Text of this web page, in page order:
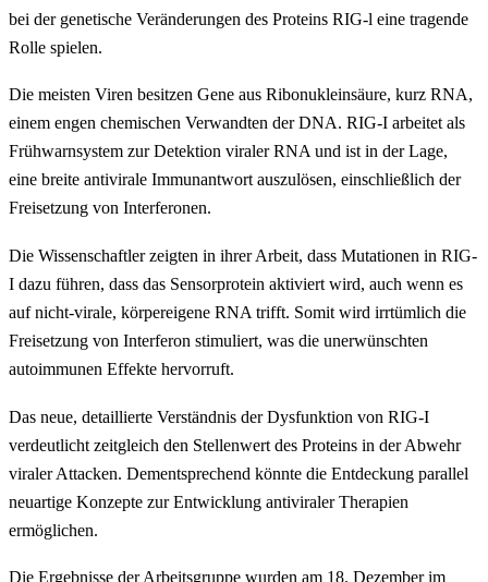
bei der genetische Veränderungen des Proteins RIG-l eine tragende
Rolle spielen.
Die meisten Viren besitzen Gene aus Ribonukleinsäure, kurz RNA,
einem engen chemischen Verwandten der DNA. RIG-I arbeitet als
Frühwarnsystem zur Detektion viraler RNA und ist in der Lage,
eine breite antivirale Immunantwort auszulösen, einschließlich der
Freisetzung von Interferonen.
Die Wissenschaftler zeigten in ihrer Arbeit, dass Mutationen in RIG-
I dazu führen, dass das Sensorprotein aktiviert wird, auch wenn es
auf nicht-virale, körpereigene RNA trifft. Somit wird irrtümlich die
Freisetzung von Interferon stimuliert, was die unerwünschten
autoimmunen Effekte hervorruft.
Das neue, detaillierte Verständnis der Dysfunktion von RIG-I
verdeutlicht zeitgleich den Stellenwert des Proteins in der Abwehr
viraler Attacken. Dementsprechend könnte die Entdeckung parallel
neuartige Konzepte zur Entwicklung antiviraler Therapien
ermöglichen.
Die Ergebnisse der Arbeitsgruppe wurden am 18. Dezember im